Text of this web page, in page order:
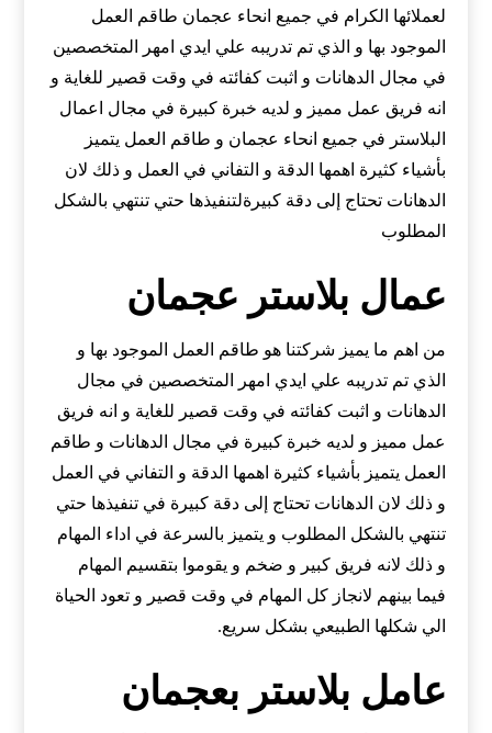
لعملائها الكرام في جميع انحاء عجمان طاقم العمل
الموجود بها و الذي تم تدريبه علي ايدي امهر المتخصصين
في مجال الدهانات و اثبت كفائته في وقت قصير للغاية و
انه فريق عمل مميز و لديه خبرة كبيرة في مجال اعمال
البلاستر في جميع انحاء عجمان و طاقم العمل يتميز
بأشياء كثيرة اهمها الدقة و التفاني في العمل و ذلك لان
الدهانات تحتاج إلى دقة كبيرةلتنفيذها حتي تنتهي بالشكل
المطلوب
عمال بلاستر عجمان
من اهم ما يميز شركتنا هو طاقم العمل الموجود بها و
الذي تم تدريبه علي ايدي امهر المتخصصين في مجال
الدهانات و اثبت كفائته في وقت قصير للغاية و انه فريق
عمل مميز و لديه خبرة كبيرة في مجال الدهانات و طاقم
العمل يتميز بأشياء كثيرة اهمها الدقة و التفاني في العمل
و ذلك لان الدهانات تحتاج إلى دقة كبيرة في تنفيذها حتي
تنتهي بالشكل المطلوب و يتميز بالسرعة في اداء المهام
و ذلك لانه فريق كبير و ضخم و يقوموا بتقسيم المهام
فيما بينهم لانجاز كل المهام في وقت قصير و تعود الحياة
الي شكلها الطبيعي بشكل سريع.
عامل بلاستر بعجمان